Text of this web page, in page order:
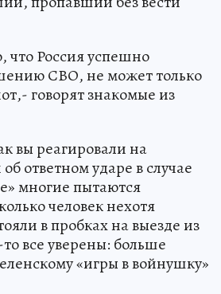
что Россия успешно
СВО, не может только
говорят знакомые из
вы реагировали на
ответном ударе в случае
многие пытаются
человек нехотя
в пробках на выезде из
все уверены: больше
«игры в войнушку»